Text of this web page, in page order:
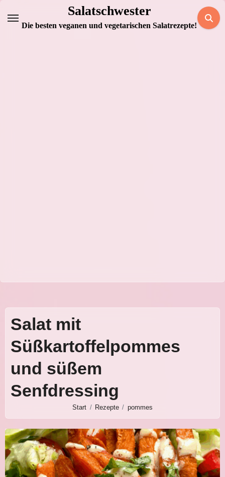
Inhalt
Salatschwester
Die besten veganen und vegetarischen Salatrezepte!
Salat mit
Süßkartoffelpommes
und süßem
Senfdressing
Start Rezepte pommes